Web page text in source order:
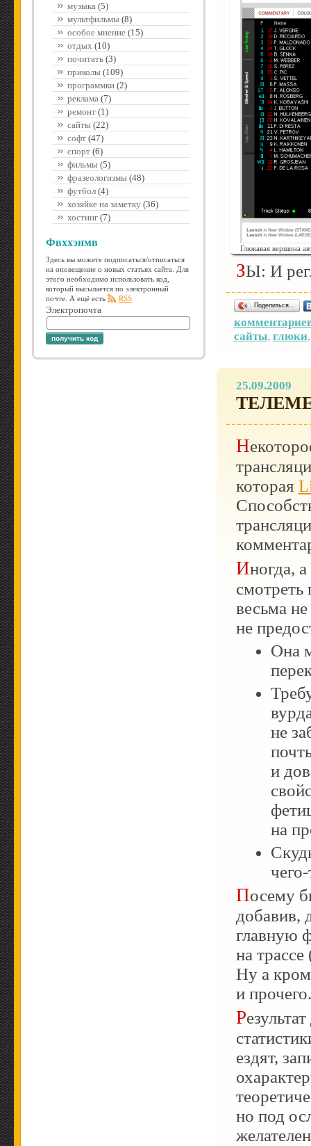
музыка(5)
мультфильмы(8)
особое мнение(15)
отдых (10)
почитать(3)
приколы(109)
программки(2)
реклама(7)
ремонт(1)
сайты(22)
софт(47)
спорт(6)
фильмы(5)
фразеологизмы(48)
футбол(4)
хозяйке на заметку(36)
хостинг(7)
Фвххэнмв
Здесь вы можете подписаться/отписаться
на оповещение о новых статьях сайта. Для
этого необходимо использовать код,
который высылается по электронный
почте. А ещё есть
RSS
Электропочта
получить код
Глюкавая вершина
ЗЫ: И
Поделиться…
сайты, глюки
25.09.2009
Некоторое время назад пристрастился к просмотру
которая
Иногда, а на самом деле регулярно, приходится
смотреть
весьма
не
Она
не
и
на
Посему было решено кардинально улучшить сервис,
добавив,
главную
на
Ну а
и
ездят,
но под